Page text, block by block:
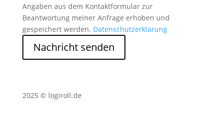
Angaben aus dem Kontaktformular zur
Beantwortung meiner Anfrage erhoben und
gespeichert werden. Datenschutzerklärung
Nachricht senden
2025 © logiroll.de